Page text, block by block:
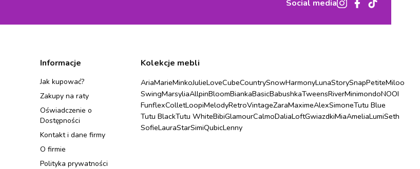
Social media
Informacje
Jak kupować?
Zakupy na raty
Oświadczenie o
Dostępności
Kontakt i dane firmy
O firmie
Polityka prywatności
Kolekcje mebli
AriaMarieMinkoJulieLoveCubeCountrySnowHarmonyLunaStorySnapPetiteMiloo
SwingMarsyliaAllpinBloomBiankaBasicBabushkaTweensRiverMinimondoNOOI
FunflexColletLoopiMelodyRetroVintageZaraMaximeAlexSimoneTutu Blue
Tutu BlackTutu WhiteBibiGlamourCalmoDaliaLoftGwiazdkiMiaAmeliaLumiSeth
SofieLauraStarSimiQubicLenny